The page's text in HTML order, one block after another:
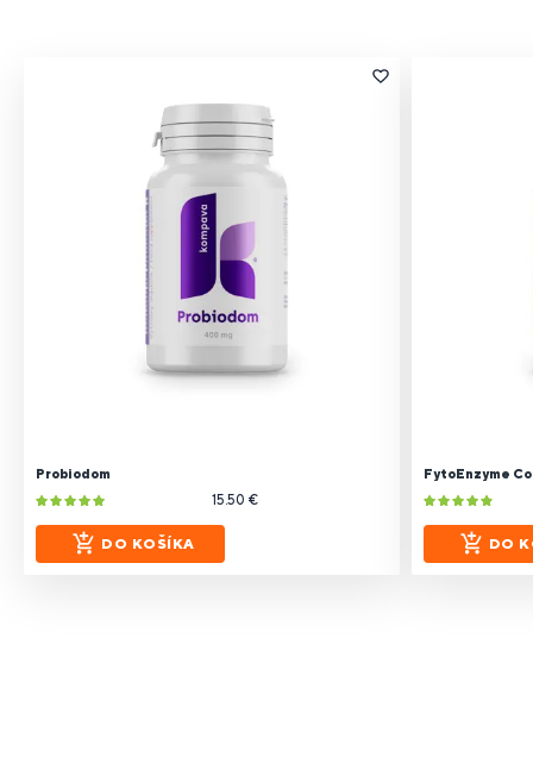
Probiodom
15.50 €
DO KOŠÍKA
FytoEnzyme
DO